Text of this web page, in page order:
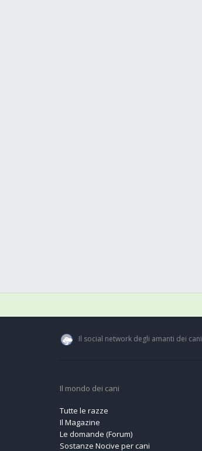
Il social network degli amanti dei cani
Il mondo dei cani
Tutte le razze
Il Magazine
Le domande (Forum)
Sostanze Nocive per cani